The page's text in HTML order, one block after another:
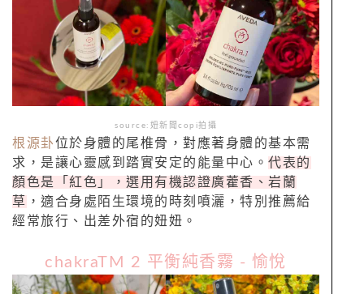
source:妞新聞copi拍攝
根源卦位於身體的尾椎骨，對應著身體的基本需
求，是讓心靈感到踏實安定的能量中心。 代表的
顏色是「紅色」，選用有機認證廣藿香、岩蘭
草 ，適合身處陌生環境的時刻噴灑，特別推薦給
經常旅行、出差外宿的妞妞。
chakraTM 2 平衡純香霧 - 愉悅